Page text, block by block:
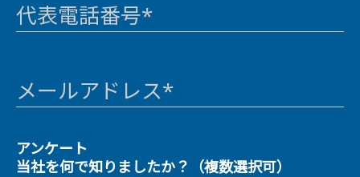
代表電話番号*
メールアドレス*
アンケート
当社を何で知りましたか？（複数選択可）